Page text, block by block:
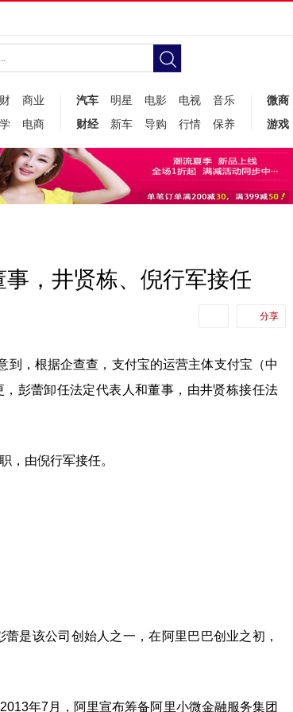
商业
电商
汽车 明星 电影 电视
音乐
财经
新车 导购 行情 保养
微商
游戏
，井贤栋、倪行军接任
分享
到，根据企查查，支付宝的运营主体支付宝（中
彭蕾卸任法定代表人和董事，由井贤栋接任法
，由倪行军接任。
是该公司创始人之一，在阿里巴巴创业之初，
年7月，阿里宣布筹备阿里小微金融服务集团